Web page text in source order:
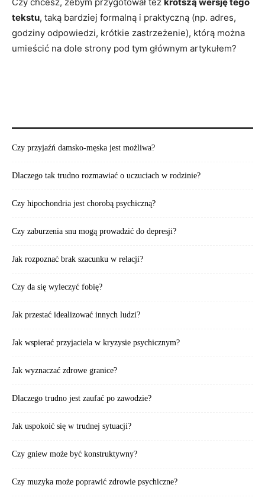
tekstu, taką bardziej formalną i praktyczną (np. adres,
godziny odpowiedzi, krótkie zastrzeżenie), którą można
umieścić na dole strony pod tym głównym artykułem?
Czy przyjaźń damsko-męska jest możliwa?
Dlaczego tak trudno rozmawiać o uczuciach w rodzinie?
Czy hipochondria jest chorobą psychiczną?
Czy zaburzenia snu mogą prowadzić do depresji?
Jak rozpoznać brak szacunku w relacji?
Czy da się wyleczyć fobię?
Jak przestać idealizować innych ludzi?
Jak wspierać przyjaciela w kryzysie psychicznym?
Jak wyznaczać zdrowe granice?
Dlaczego trudno jest zaufać po zawodzie?
Jak uspokoić się w trudnej sytuacji?
Czy gniew może być konstruktywny?
Czy muzyka może poprawić zdrowie psychiczne?